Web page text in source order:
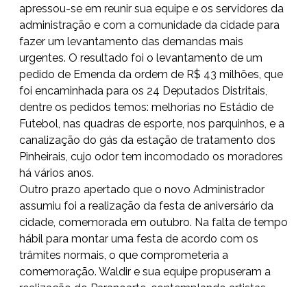
apressou-se em reunir sua equipe e os servidores da
administração e com a comunidade da cidade para
fazer um levantamento das demandas mais
urgentes. O resultado foi o levantamento de um
pedido de Emenda da ordem de R$ 43 milhões, que
foi encaminhada para os 24 Deputados Distritais,
dentre os pedidos temos: melhorias no Estádio de
Futebol, nas quadras de esporte, nos parquinhos, e a
canalização do gás da estação de tratamento dos
Pinheirais, cujo odor tem incomodado os moradores
há vários anos.
Outro prazo apertado que o novo Administrador
assumiu foi a realização da festa de aniversário da
cidade, comemorada em outubro. Na falta de tempo
hábil para montar uma festa de acordo com os
trâmites normais, o que comprometeria a
comemoração. Waldir e sua equipe propuseram a